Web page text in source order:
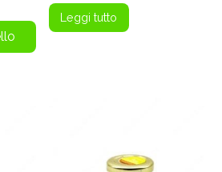
Leggi tutto